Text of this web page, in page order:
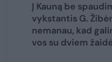
Į Kauną be
vykstantis G.
nemanau, kad
vos su dviem